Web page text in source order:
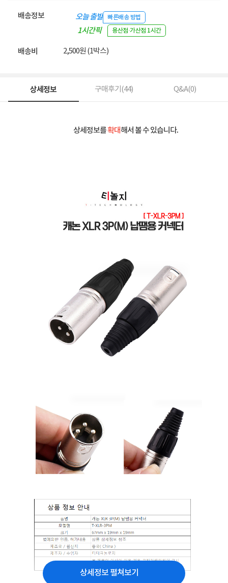
배송정보 오늘 출발 빠른배송 방법
1시간픽
용산점·가산점 1시간
배송비 2,500원 (1박스)
상세정보 구매후기(44) Q&A(0)
상세정보를확대해서 볼 수 있습니다.
상세정보 펼쳐보기